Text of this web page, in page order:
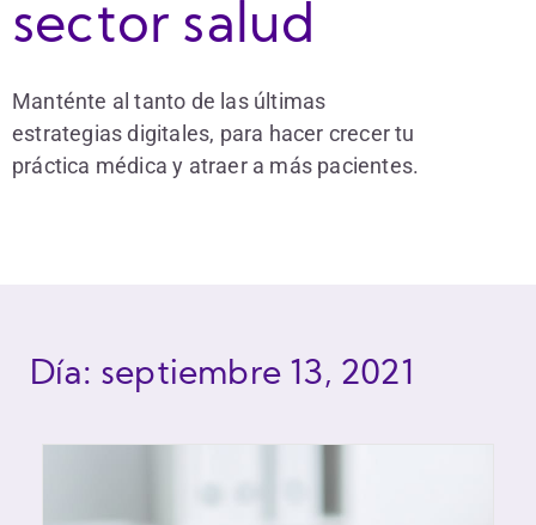
sector salud
Manténte al tanto de las últimas
estrategias digitales, para hacer crecer tu
práctica médica y atraer a más pacientes.
Día: septiembre 13, 2021